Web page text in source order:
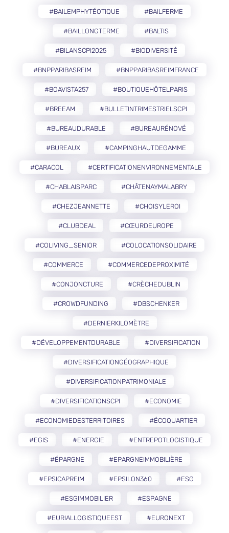
#BAILEMPHYTÉOTIQUE #BAILFERME
#BAILLONGTERME #BALTIS
#BILANSCPI2025 #BIODIVERSITÉ
#BNPPARIBASREIM #BNPPARIBASREIMFRANCE
#BOAVISTA257 #BOUTIQUEHÔTELPARIS
#BREEAM #BULLETINTRIMESTRIELSCPI
#BUREAUDURABLE #BUREAURÉNOVÉ
#BUREAUX #CAMPINGHAUTDEGAMME
#CARACOL #CERTIFICATIONENVIRONNEMENTALE
#CHABLAISPARC #CHÂTENAYMALABRY
#CHEZJEANNETTE #CHOISYLEROI
#CLUBDEAL #CŒURDEUROPE
#COLIVING_SENIOR #COLOCATIONSOLIDAIRE
#COMMERCE #COMMERCEDEPROXIMITÉ
#CONJONCTURE #CRÈCHEDUBLIN
#CROWDFUNDING #DBSCHENKER
#DERNIERKILOMÈTRE
#DÉVELOPPEMENTDURABLE #DIVERSIFICATION
#DIVERSIFICATIONGÉOGRAPHIQUE
#DIVERSIFICATIONPATRIMONIALE
#DIVERSIFICATIONSCPI #ECONOMIE
#ECONOMIEDESTERRITOIRES #ÉCOQUARTIER
#EGIS #ENERGIE #ENTREPOTLOGISTIQUE
#ÉPARGNE #EPARGNEIMMOBILIÈRE
#EPSICAPREIM #EPSILON360 #ESG
#ESGIMMOBILIER #ESPAGNE
#EURIALLOGISTIQUEEST #EURONEXT